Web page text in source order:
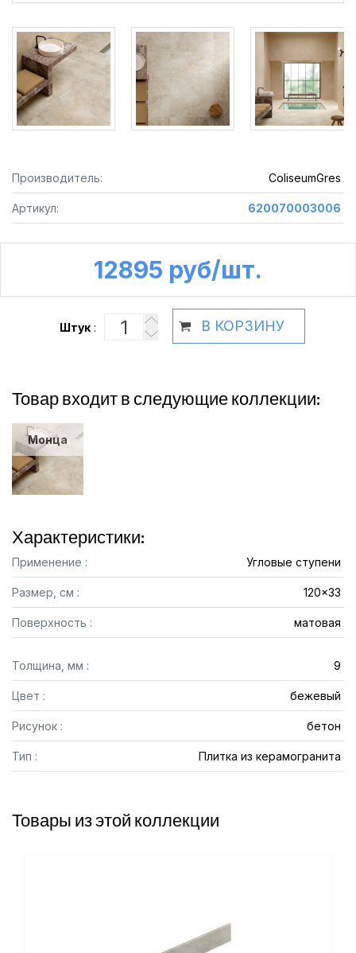
Производитель: ColiseumGres
Артикул: 620070003006
12895 руб /шт.
Штук: В КОРЗИНУ
Товар входит в следующие коллекции:
Монца
Характеристики:
Применение : Угловые ступени
Размер, см : 120x33
Поверхность : матовая
Толщина, мм : 9
Цвет : бежевый
Рисунок : бетон
Тип : Плитка из керамогранита
Товары из этой коллекции